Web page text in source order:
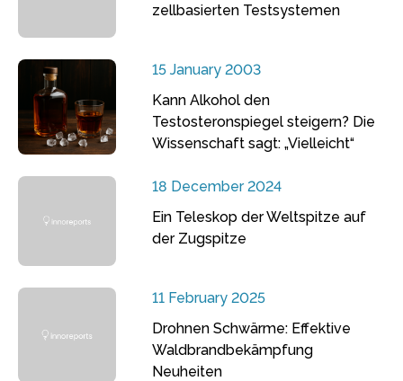
zellbasierten Testsystemen
15 January 2003
Kann Alkohol den
Testosteronspiegel steigern? Die
Wissenschaft sagt: „Vielleicht“
18 December 2024
Ein Teleskop der Weltspitze auf
der Zugspitze
11 February 2025
Drohnen Schwärme: Effektive
Waldbrandbekämpfung
Neuheiten